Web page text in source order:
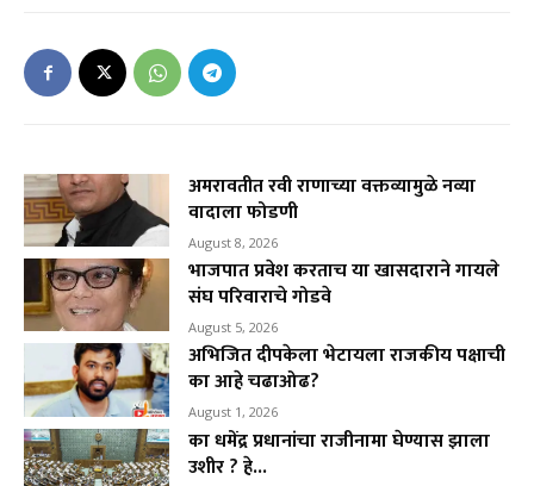
अमरावतीत रवी राणाच्या वक्तव्यामुळे नव्या
वादाला फोडणी
August 8, 2026
भाजपात प्रवेश करताच या खासदाराने गायले
संघ परिवाराचे गोडवे
August 5, 2026
अभिजित दीपकेला भेटायला राजकीय पक्षाची
का आहे चढाओढ?
August 1, 2026
का धमेंद्र प्रधानांचा राजीनामा घेण्यास झाला
उशीर ? हे...